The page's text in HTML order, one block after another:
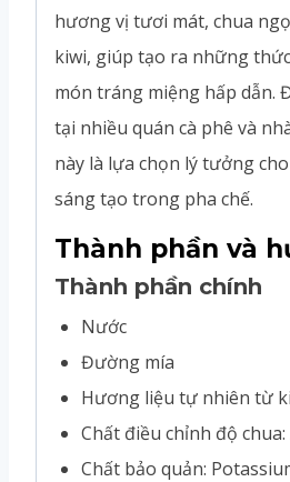
hương vị tươi mát, chua
kiwi, giúp tạo ra những
món tráng miệng hấp dẫn.
tại nhiều quán cà phê và
này là lựa chọn lý tưởng
sáng tạo trong pha chế.
Thành phần và
Thành phần chính
Nước
Đường mía
Hương liệu tự nhiên từ
Chất điều chỉnh độ chua:
Chất bảo quản: